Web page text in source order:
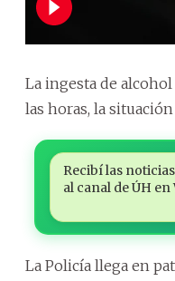
La ingesta de
las horas, la
Recibí las
al canal de ÚH en
La Policía llega en